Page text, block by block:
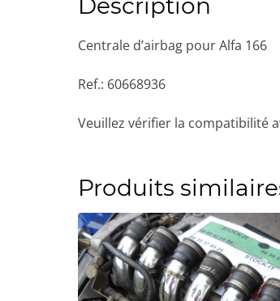
Description
Centrale d’airbag pour Alfa 166
Ref.: 60668936
Veuillez vérifier la compatibilité
Produits